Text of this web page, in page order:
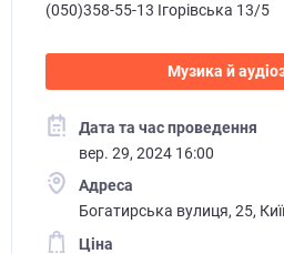
(050)358-55-13 Ігорівська 13/5
Музика й
Дата та час проведення
вер. 29, 2024 16:00
Адреса
Богатирська вулиця, 25,
Ціна